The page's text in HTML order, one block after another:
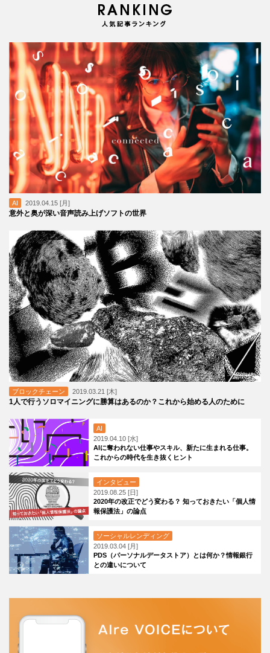
AI 2019.04.15 [月]
意外と奥が深い音声読み上げソフトの世界
ブロックチェーン 2019.03.21 [木]
1人で行うソロマイニングに勝算はあるのか？これから始める人のために
AI
2019.04.10 [水]
AIに奪われない仕事やスキル、新たに生まれる仕事。
これからの時代を生き抜くヒント
インタビュー
2019.08.25 [日]
2020年の改正でどう変わる？ 知っておきたい「個人情
報保護法」の論点
ソーシャルレンディング
2019.03.04 [月]
PDS（パーソナルデータストア）とは何か？情報銀行
との違いについて